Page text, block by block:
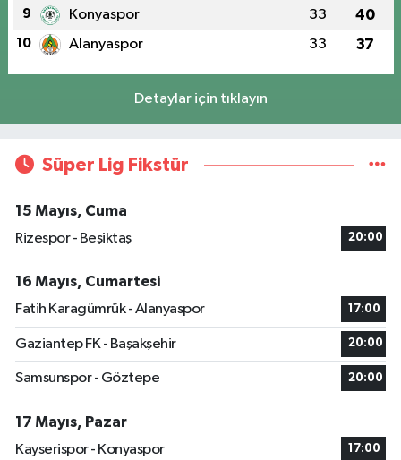
9 Konyaspor 33 40
10 Alanyaspor 33 37
Detaylar için tıklayın
Süper Lig Fikstür
15 Mayıs, Cuma
Rizespor - Beşiktaş
20:00
16 Mayıs, Cumartesi
Fatih Karagümrük - Alanyaspor
17:00
Gaziantep FK - Başakşehir 20:00
Samsunspor - Göztepe 20:00
17 Mayıs, Pazar
Kayserispor - Konyaspor
17:00